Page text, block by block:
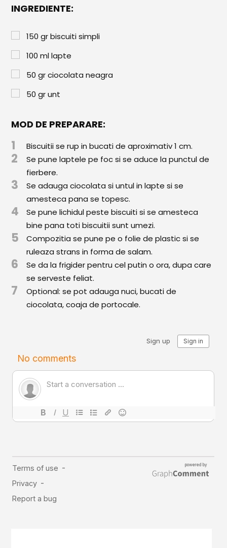
Sirop / Compot
Sosuri și Condimente
Garnituri
Pâine
Paste & Risotto
Aluaturi Sărate
Pizza
Rețete cu Carne
Rețete Vegetariene
Salate
Sandwichuri și Wraps
Supe și Ciorbe
Rețete Video
Librărie
Adaugă o rețetă
Cum adăugăm o rețetă
CONCURS
INGREDIENTE:
150 gr biscuiti simpli
100 ml lapte
50 gr ciocolata neagra
50 gr unt
MOD DE PREPARARE:
1 Biscuitii se rup in bucati de aproximativ 1 cm.
2
Se pune laptele pe foc si se aduce la punctul de
fierbere.
3
Se adauga ciocolata si untul in lapte si se
amesteca pana se topesc.
4
Se pune lichidul peste biscuiti si se amesteca
bine pana toti biscuitii sunt umezi.
5
Compozitia se pune pe o folie de plastic si se
ruleaza strans in forma de salam.
6
Se da la frigider pentru cel putin o ora, dupa care
se serveste feliat.
7
Optional: se pot adauga nuci, bucati de
ciocolata, coaja de portocale.